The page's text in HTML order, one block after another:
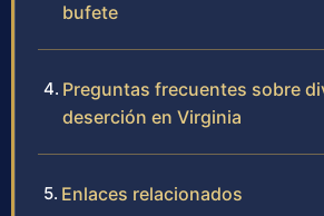
bufete
Preguntas frecuentes sobre
deserción en Virginia
Enlaces relacionados